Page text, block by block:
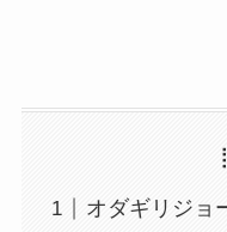
オダギリジョ